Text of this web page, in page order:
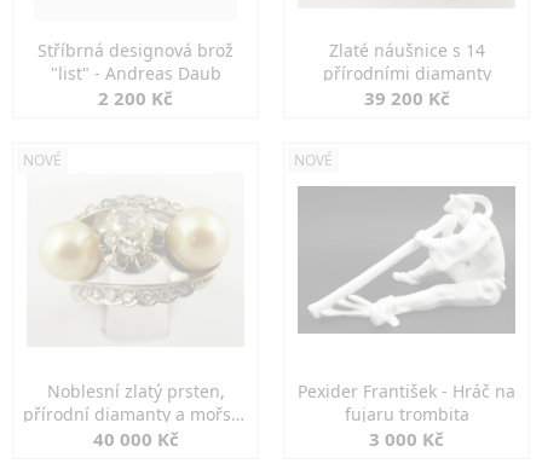
Stříbrná designová brož
"list" - Andreas Daub
2 200 Kč
Zlaté náušnice s 14
přírodními diamanty
39 200 Kč
NOVÉ
Noblesní zlatý prsten,
přírodní diamanty a mořské
perly
40 000 Kč
NOVÉ
Pexider František - Hráč na
fujaru trombita
3 000 Kč